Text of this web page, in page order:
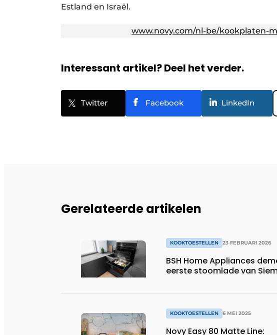
Estland en Israël.
www.novy.com/nl-be/kookplaten-
Interessant artikel? Deel het verder.
Twitter Facebook LinkedIn
Gerelateerde artikelen
KOOKTOESTELLEN 23 FEBRUARI 2026
BSH Home Appliances
eerste stoomlade van
KOOKTOESTELLEN 6 MEI 2025
Novy Easy 80 Matte Line: